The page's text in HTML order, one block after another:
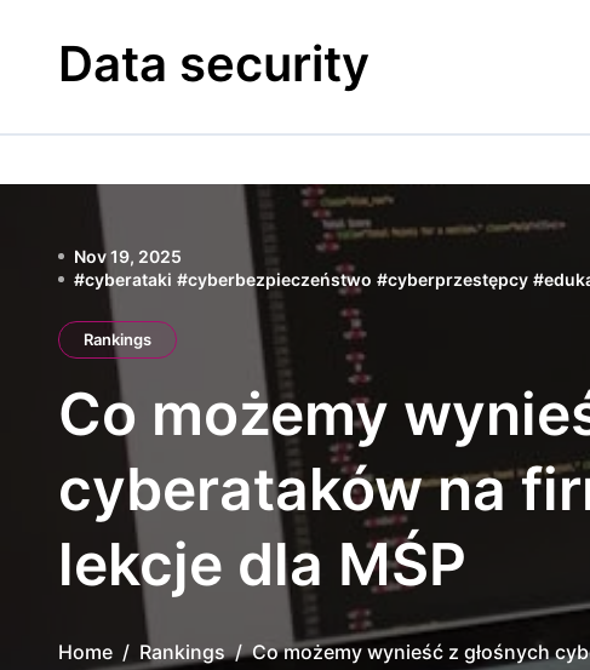
Data security
Nov 19, 2025
#cyberataki #cyberbezpieczeństwo #cyberprzestępcy #
Rankings
Co możemy
cyberataków na
lekcje dla MŚP
Home Rankings Co możemy wynieść z głośnych